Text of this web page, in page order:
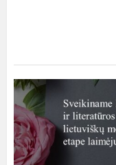
Sveikiname
Ievą
Jurevičiūtę!